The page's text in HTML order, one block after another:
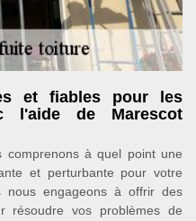
et fiables pour les
l'aide de Marescot
comprenons à quel point une
et perturbante pour votre
nous engageons à offrir des
résoudre vos problèmes de